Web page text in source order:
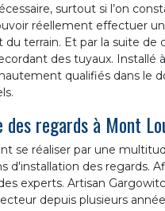
surtout si l’on
réellement effectuer
terrain. Et par la suite
des tuyaux. Installé
qualifiés dans le
regards à Mont
se réaliser par une
d'installation des regards.
experts. Artisan
depuis plusieurs